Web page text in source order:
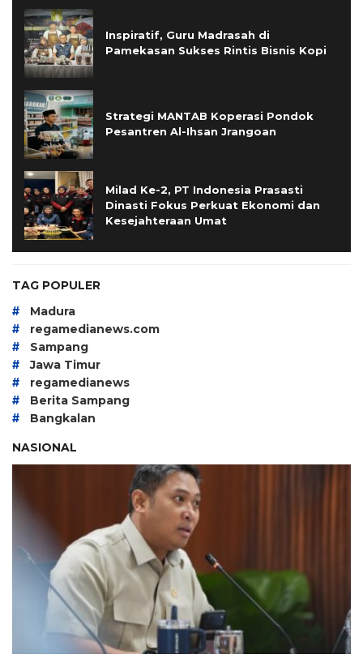
Inspiratif, Guru Madrasah di
Pamekasan Sukses Rintis Bisnis Kopi
Strategi MANTAB Koperasi Pondok
Pesantren Al-Ihsan Jrangoan
Milad Ke-2, PT Indonesia Prasasti
Dinasti Fokus Perkuat Ekonomi dan
Kesejahteraan Umat
TAG POPULER
# Madura
# regamedianews.com
# Sampang
# Jawa Timur
# regamedianews
# Berita Sampang
#
Bangkalan
NASIONAL